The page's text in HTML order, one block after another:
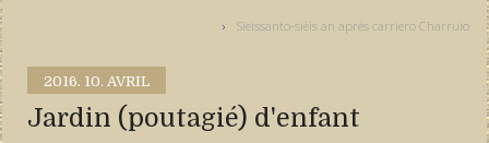
Sieissanto-sièis an après carriero Charruio
2016. 10. AVRIL
Jardin (poutagié) d'enfant